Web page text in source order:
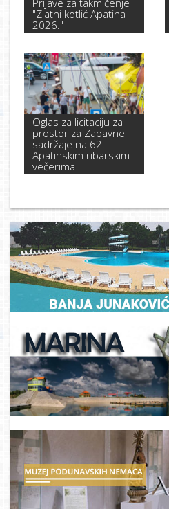
"Zlatni kotlić Apatina
2026."
Oglas za licitaciju za
prostor za Zabavne
sadržaje na 62.
Apatinskim ribarskim
večerima